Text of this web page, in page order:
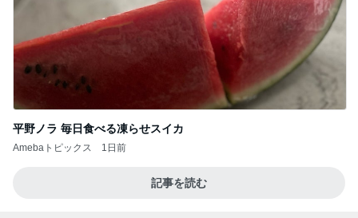
平野ノラ 毎日食べる凍らせスイカ
Amebaトピックス 1日前
記事を読む